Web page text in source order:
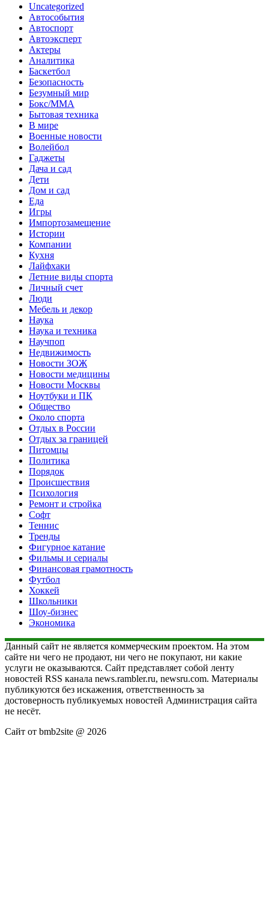
Uncategorized
Автособытия
Автоспорт
Автоэксперт
Актеры
Аналитика
Баскетбол
Безопасность
Безумный мир
Бокс/MMA
Бытовая техника
В мире
Военные новости
Волейбол
Гаджеты
Дача и сад
Дети
Дом и сад
Еда
Игры
Импортозамещение
Истории
Компании
Кухня
Лайфхаки
Летние виды спорта
Личный счет
Люди
Мебель и декор
Наука
Наука и техника
Научпоп
Недвижимость
Новости ЗОЖ
Новости медицины
Новости Москвы
Ноутбуки и ПК
Общество
Около спорта
Отдых в России
Отдых за границей
Питомцы
Политика
Порядок
Происшествия
Психология
Ремонт и стройка
Софт
Теннис
Тренды
Фигурное катание
Фильмы и сериалы
Финансовая грамотность
Футбол
Хоккей
Школьники
Шоу-бизнес
Экономика
Данный сайт не является коммерческим проектом. На этом
сайте ни чего не продают, ни чего не покупают, ни какие
услуги не оказываются. Сайт представляет собой ленту
новостей RSS канала news.rambler.ru, newsru.com. Материалы
публикуются без искажения, ответственность за
достоверность публикуемых новостей Администрация сайта
не несёт.
Сайт от bmb2site @ 2026